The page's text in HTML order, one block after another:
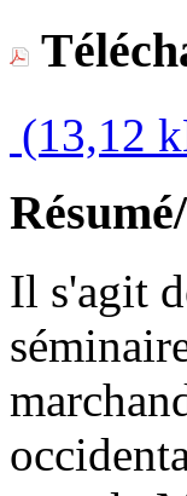
(13,12
Il s'agit